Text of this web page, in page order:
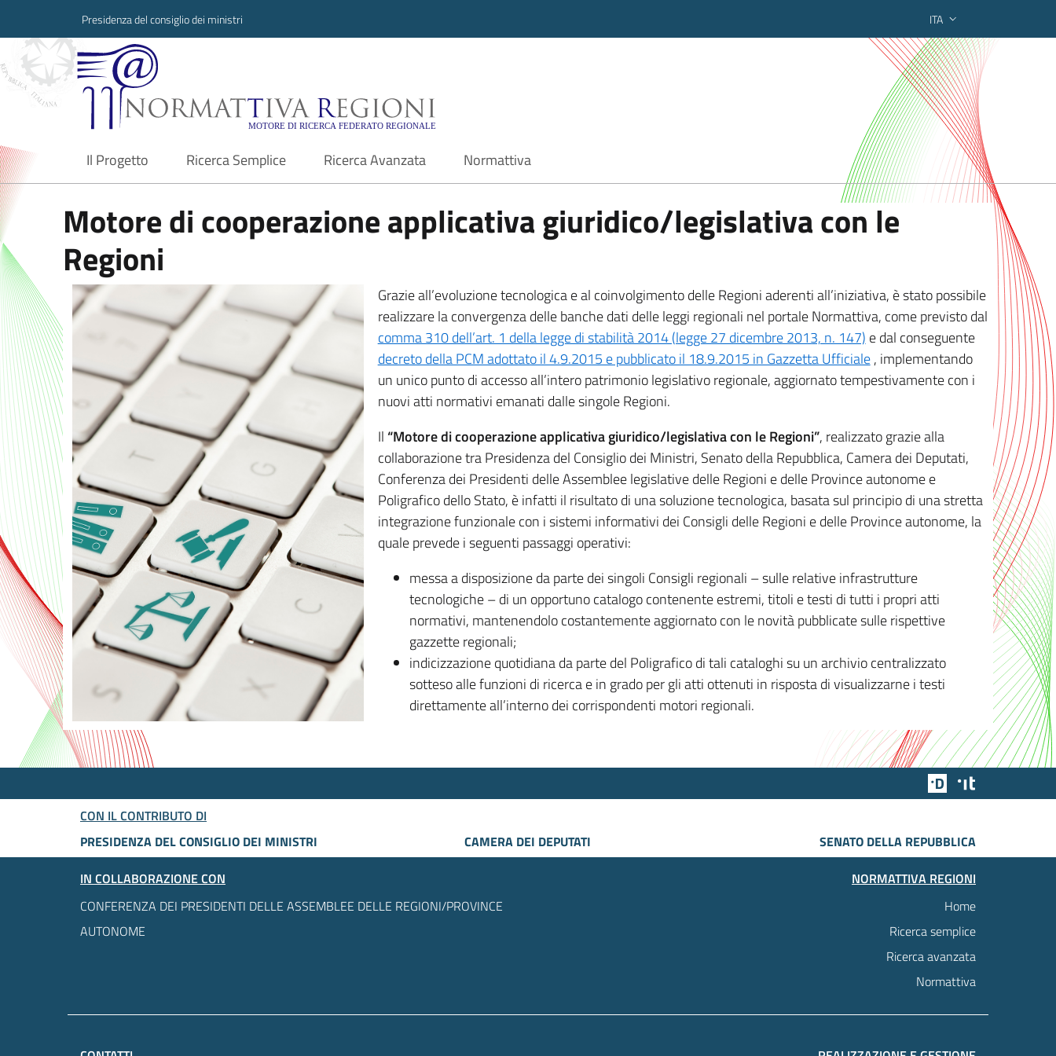
Presidenza del consiglio dei ministri ITA
Normattiva Regioni - Motore di ricerca federato regionale
Il Progetto
current Ricerca Semplice Ricerca Avanzata Normattiva
Motore di cooperazione applicativa giuridico/legislativa con le
Regioni
Grazie all’evoluzione tecnologica e al coinvolgimento delle Regioni aderenti all’iniziativa, è stato possibile
realizzare la convergenza delle banche dati delle leggi regionali nel portale Normattiva, come previsto dal
comma 310 dell’art. 1 della legge di stabilità 2014 (legge 27 dicembre 2013, n. 147) e dal conseguente
decreto della PCM adottato il 4.9.2015 e pubblicato il 18.9.2015 in Gazzetta Ufficiale, implementando
un unico punto di accesso all’intero patrimonio legislativo regionale, aggiornato tempestivamente con i
nuovi atti normativi emanati dalle singole Regioni.
Il “Motore di cooperazione applicativa giuridico/legislativa con le Regioni”, realizzato grazie alla
collaborazione tra Presidenza del Consiglio dei Ministri, Senato della Repubblica, Camera dei Deputati,
Conferenza dei Presidenti delle Assemblee legislative delle Regioni e delle Province autonome e
Poligrafico dello Stato, è infatti il risultato di una soluzione tecnologica, basata sul principio di una stretta
integrazione funzionale con i sistemi informativi dei Consigli delle Regioni e delle Province autonome, la
quale prevede i seguenti passaggi operativi:
messa a disposizione da parte dei singoli Consigli regionali – sulle relative infrastrutture
tecnologiche – di un opportuno catalogo contenente estremi, titoli e testi di tutti i propri atti
normativi, mantenendolo costantemente aggiornato con le novità pubblicate sulle rispettive
gazzette regionali;
indicizzazione quotidiana da parte del Poligrafico di tali cataloghi su un archivio centralizzato
sotteso alle funzioni di ricerca e in grado per gli atti ottenuti in risposta di visualizzarne i testi
direttamente all’interno dei corrispondenti motori regionali.
Team Digitale
CON IL CONTRIBUTO DI
PRESIDENZA DEL CONSIGLIO DEI MINISTRI
CAMERA DEI DEPUTATI
SENATO DELLA REPUBBLICA
IN COLLABORAZIONE CON
CONFERENZA DEI PRESIDENTI DELLE ASSEMBLEE DELLE REGIONI/PROVINCE
AUTONOME
NORMATTIVA REGIONI
Home
Ricerca semplice
Ricerca avanzata
Normattiva